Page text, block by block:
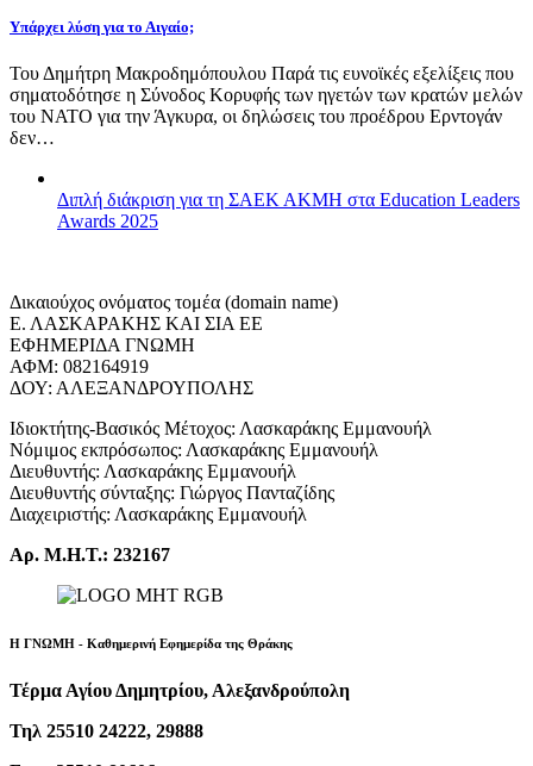
Υπάρχει λύση για το Αιγαίο;
Του Δημήτρη Μακροδημόπουλου Παρά τις ευνοϊκές εξελίξεις που
σηματοδότησε η Σύνοδος Κορυφής των ηγετών των κρατών μελών
του ΝΑΤΟ για την Άγκυρα, οι δηλώσεις του προέδρου Ερντογάν
δεν…
Διπλή διάκριση για τη ΣΑΕΚ ΑΚΜΗ στα Education Leaders
Awards 2025
Δικαιούχος ονόματος τομέα (domain name)
Ε. ΛΑΣΚΑΡΑΚΗΣ ΚΑΙ ΣΙΑ ΕΕ
ΕΦΗΜΕΡΙΔΑ ΓΝΩΜΗ
ΑΦΜ: 082164919
ΔΟΥ: ΑΛΕΞΑΝΔΡΟΥΠΟΛΗΣ
Ιδιοκτήτης-Βασικός Μέτοχος: Λασκαράκης Εμμανουήλ
Νόμιμος εκπρόσωπος: Λασκαράκης Εμμανουήλ
Διευθυντής: Λασκαράκης Εμμανουήλ
Διευθυντής σύνταξης: Γιώργος Πανταζίδης
Διαχειριστής: Λασκαράκης Εμμανουήλ
Αρ. Μ.Η.Τ.: 232167
Η ΓΝΩΜΗ - Καθημερινή Εφημερίδα της Θράκης
Τέρμα Αγίου Δημητρίου, Αλεξανδρούπολη
Τηλ 25510 24222, 29888